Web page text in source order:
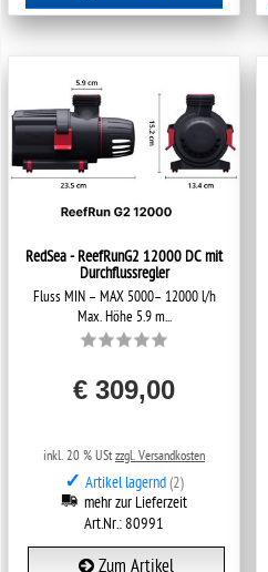
RedSea - ReefRunG2 12000 DC mit
Durchflussregler
Fluss MIN – MAX 5000– 12000 l/h
Max. Höhe 5.9 m...
€ 309,00
inkl. 20 % USt zzgl. Versandkosten
✓ Artikel lagernd(2)
mehr zur Lieferzeit
Art.Nr.: 80991
Zum Artikel